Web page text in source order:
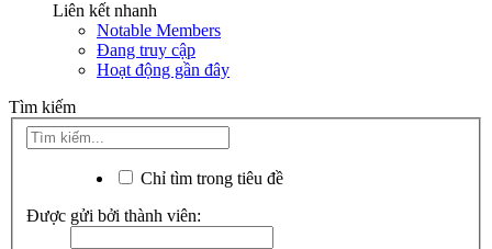
Liên kết nhanh
Notable Members
Đang truy cập
Hoạt động gần đây
Tìm kiếm
Chỉ tìm trong tiêu đề
Được gửi bởi thành viên: